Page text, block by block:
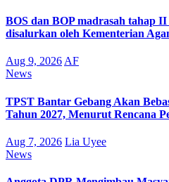
BOS dan BOP madrasah tahap
disalurkan oleh Kementerian
Aug 9, 2026 AF
News
TPST Bantar Gebang Akan
Tahun 2027, Menurut Rencana
Aug 7, 2026 Lia Uyee
News